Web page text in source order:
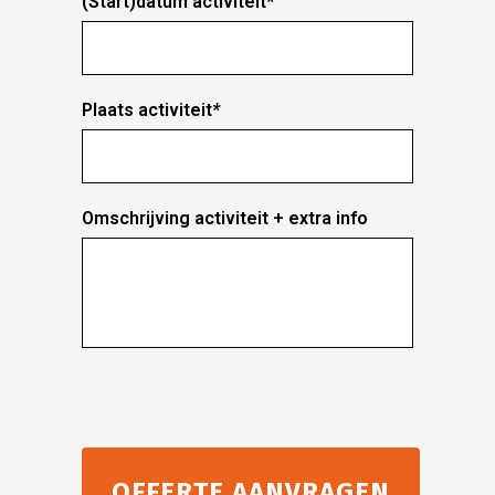
Plaats activiteit*
Omschrijving activiteit + extra info